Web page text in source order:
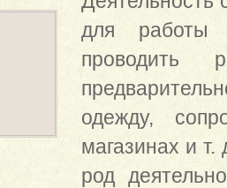
для работы
проводить
одежду,
магазинах и т.
род